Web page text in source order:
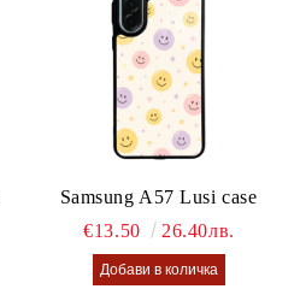
Samsung A57 Lusi case
€13.50
26.40лв.